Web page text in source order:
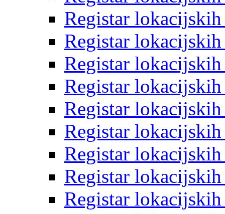
Registar
Registar
Registar
Registar
Registar
Registar
Registar
Registar
Registar